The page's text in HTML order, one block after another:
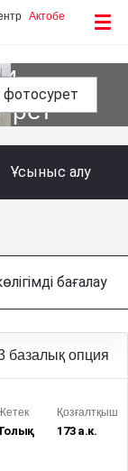
Актобе
фотосурет
Ұсыныс алу
бағалау
базалық опция
Қозғалтқыш
173 а.к.